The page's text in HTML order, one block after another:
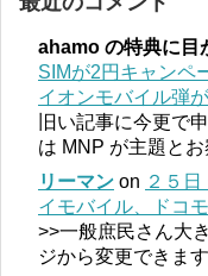
ahamo の特典に目
SIMが2円キャンペ
イオンモバイル弾
旧い記事に今更で
は MNP が主題と
リーマン on ２５
イモバイル、ドコ
>>一般庶民さん大
ジから変更できます